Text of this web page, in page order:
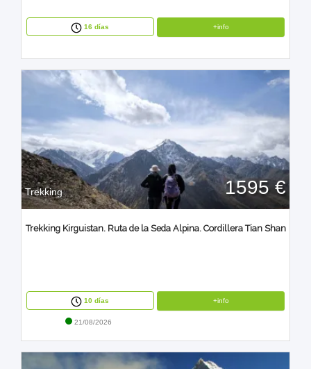
16 días +info
Trekking 1595 €
Trekking Kirguistan. Ruta de la Seda Alpina. Cordillera Tian Shan
10 días +info
21/08/2026